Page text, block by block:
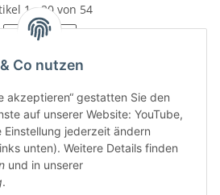
1 - 20 von 54
Seite1
Co nutzen
akzeptieren“ gestatten Sie den
auf unserer Website: YouTube,
Einstellung jederzeit ändern
unten). Weitere Details finden
und in unserer
.